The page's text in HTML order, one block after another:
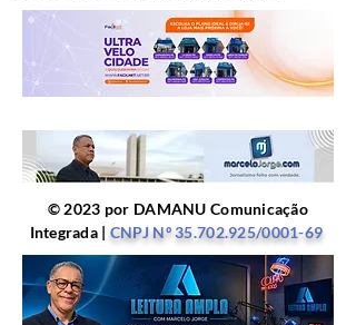
© 2023 por DAMANU Comunicação
Integrada | CNPJ Nº35.702.925/0001-69